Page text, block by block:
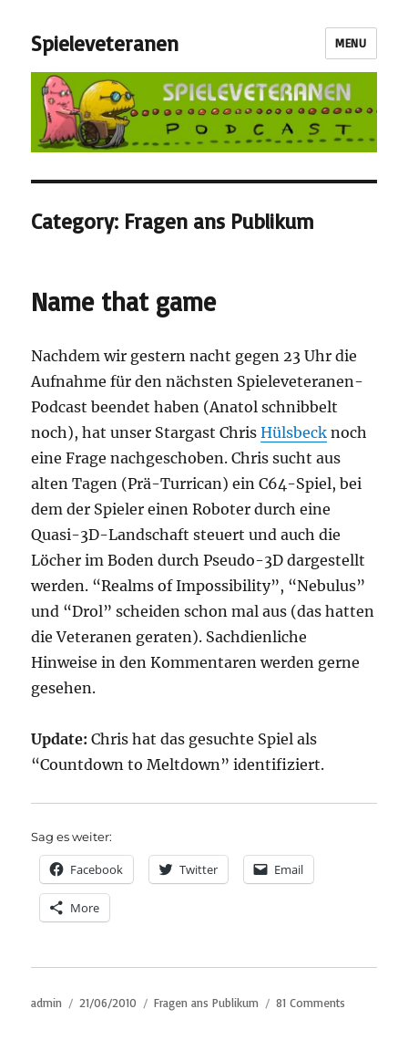
Spieleveteranen MENU
Category: Fragen ans Publikum
Name that game
Nachdem wir gestern nacht gegen 23 Uhr die
Aufnahme für den nächsten Spieleveteranen-
Podcast beendet haben (Anatol schnibbelt
noch), hat unser Stargast ChrisHülsbeck noch
eine Frage nachgeschoben. Chris sucht aus
alten Tagen (Prä-Turrican) ein C64-Spiel, bei
dem der Spieler einen Roboter durch eine
Quasi-3D-Landschaft steuert und auch die
Löcher im Boden durch Pseudo-3D dargestellt
werden. “Realms of Impossibility”, “Nebulus”
und “Drol” scheiden schon mal aus (das hatten
die Veteranen geraten). Sachdienliche
Hinweise in den Kommentaren werden gerne
gesehen.
Update: Chris hat das gesuchte Spiel als
“Countdown to Meltdown” identifiziert.
Sag es weiter:
Facebook Twitter Email
More
Author
admin
Posted
21/06/2010 Categories
Fragen ans Publikum 81 Comments